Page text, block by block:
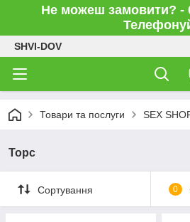
Не можеш замовити? -
SHVI-DOV
Товари та послуги SEX
Торс
Сортування 0